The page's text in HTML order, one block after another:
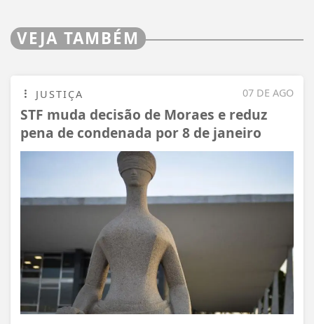
VEJA TAMBÉM
07 DE AGO
JUSTIÇA
STF muda decisão de Moraes e reduz
pena de condenada por 8 de janeiro